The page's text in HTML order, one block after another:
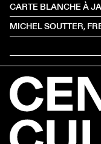
CARTE BLANCHE À